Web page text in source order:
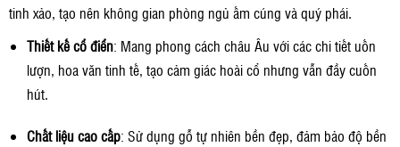
tinh xảo, tạo nên không gian phòng ngủ ấm cúng và quý phái.
Thiết kế cổ điển: Mang phong cách châu Âu với các chi tiết uốn
lượn, hoa văn tinh tế, tạo cảm giác hoài cổ nhưng vẫn đầy cuốn
hút.
Chất liệu cao cấp: Sử dụng gỗ tự nhiên bền đẹp, đảm bảo độ bền